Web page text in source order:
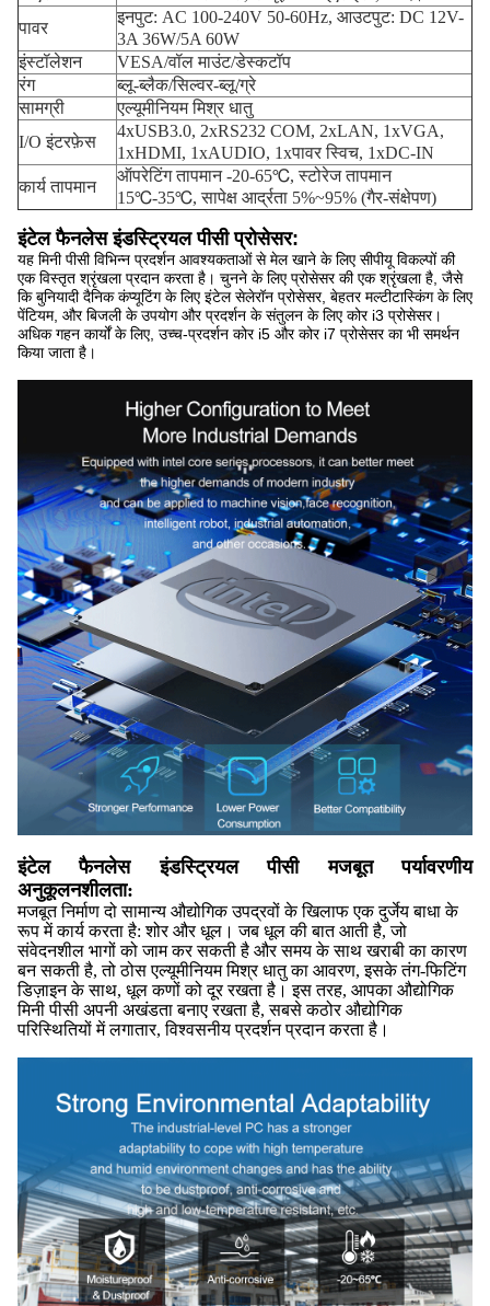
पावर
इनपुट: AC 100-240V 50-60Hz, आउटपुट: DC 12V-
3A 36W/5A 60W
इंस्टॉलेशन
VESA/वॉल माउंट/डेस्कटॉप
रंग
ब्लू-ब्लैक/सिल्वर-ब्लू/ग्रे
सामग्री
एल्यूमीनियम मिश्र धातु
I/O इंटरफ़ेस
4xUSB3.0, 2xRS232 COM, 2xLAN, 1xVGA,
1xHDMI, 1xAUDIO, 1xपावर स्विच, 1xDC-IN
कार्य तापमान
ऑपरेटिंग तापमान -20-65℃, स्टोरेज तापमान
15℃-35℃, सापेक्ष आर्द्रता 5%~95% (गैर-संक्षेपण)
इंटेल फैनलेस इंडस्ट्रियल पीसी प्रोसेसर:
यह मिनी पीसी विभिन्न प्रदर्शन आवश्यकताओं से मेल खाने के लिए सीपीयू विकल्पों की
एक विस्तृत श्रृंखला प्रदान करता है। चुनने के लिए प्रोसेसर की एक श्रृंखला है, जैसे
कि बुनियादी दैनिक कंप्यूटिंग के लिए इंटेल सेलेरॉन प्रोसेसर, बेहतर मल्टीटास्किंग के लिए
पेंटियम, और बिजली के उपयोग और प्रदर्शन के संतुलन के लिए कोर i3 प्रोसेसर।
अधिक गहन कार्यों के लिए, उच्च-प्रदर्शन कोर i5 और कोर i7 प्रोसेसर का भी समर्थन
किया जाता है।
इंटेल फैनलेस इंडस्ट्रियल पीसी मजबूत पर्यावरणीय
अनुकूलनशीलता:
मजबूत निर्माण दो सामान्य औद्योगिक उपद्रवों के खिलाफ एक दुर्जेय बाधा के
रूप में कार्य करता है: शोर और धूल। जब धूल की बात आती है, जो
संवेदनशील भागों को जाम कर सकती है और समय के साथ खराबी का कारण
बन सकती है, तो ठोस एल्यूमीनियम मिश्र धातु का आवरण, इसके तंग-फिटिंग
डिज़ाइन के साथ, धूल कणों को दूर रखता है। इस तरह, आपका औद्योगिक
मिनी पीसी अपनी अखंडता बनाए रखता है, सबसे कठोर औद्योगिक
परिस्थितियों में लगातार, विश्वसनीय प्रदर्शन प्रदान करता है।